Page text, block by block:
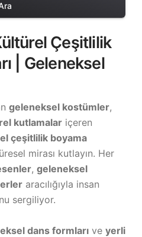
Çeşitlilik
| Geleneksel
geleneksel kostümler,
kutlamalar içeren
çeşitlilik boyama
mirası kutlayın. Her
, geleneksel
aracılığıyla insan
sergiliyor.
dans formları ve yerli